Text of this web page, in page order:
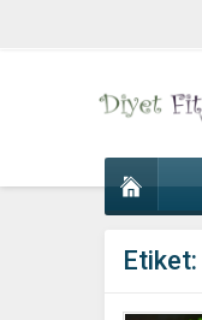
Etiket: